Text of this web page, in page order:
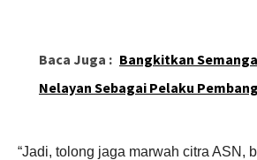
Baca Juga : Bangkitkan
Nelayan Sebagai Pelaku
“Jadi, tolong jaga marwah citra ASN,